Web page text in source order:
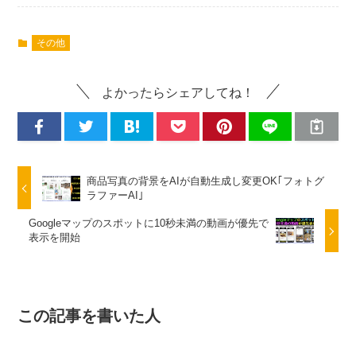
その他
よかったらシェアしてね！
商品写真の背景をAIが自動生成し変更OK｢フォトグ
ラファーAI｣
Googleマップのスポットに10秒未満の動画が優先で
表示を開始
この記事を書いた人